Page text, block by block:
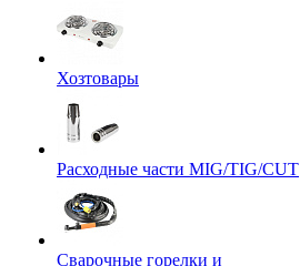
Хозтовары
Расходные части MIG/TIG/CUT
Сварочные горелки и